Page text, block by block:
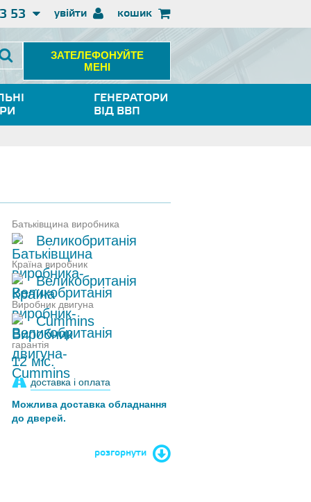
увійти
53 кошик
ЗАТЕЛЕФОНУЙТЕ
МЕНІ
ГЕНЕРАТОРИ
ВІД ВВП
Батьківщина виробника
Великобританія
Країна виробник
Великобританія
Виробник двигуна
Cummins
гарантія
12 міс.
доставка і оплата
Можлива доставка обладнання
до дверей.
розгорнути